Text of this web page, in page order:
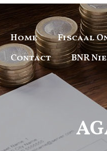
Home Fiscaal
Contact
BNR